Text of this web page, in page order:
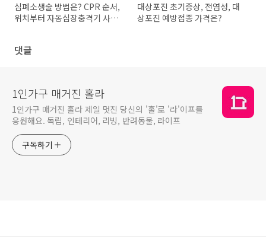
심폐소생술 방법은? CPR 순서,
위치부터 자동심장충격기 사용
대상포진 초기증상, 전염성, 대
상포진 예방접종 가격은?
댓글
1인가구 매거진 홀라
1인가구 매거진 홀라 제일 멋진 당신의 '홀'로 '라'이프를
응원해요. 독립, 인테리어, 리빙, 반려동물, 라이프
구독하기